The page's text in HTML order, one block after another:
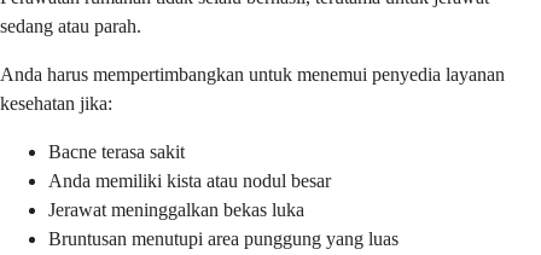
sedang atau parah.
Anda harus mempertimbangkan untuk menemui penyedia layanan
kesehatan jika:
Bacne terasa sakit
Anda memiliki kista atau nodul besar
Jerawat meninggalkan bekas luka
Bruntusan menutupi area punggung yang luas